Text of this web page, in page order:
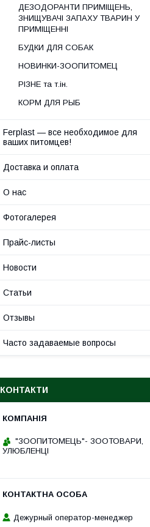
ДЕЗОДОРАНТИ ПРИМІЩЕНЬ,
ЗНИЩУВАЧІ ЗАПАХУ ТВАРИН У
ПРИМІЩЕННІ
БУДКИ ДЛЯ СОБАК
НОВИНКИ-ЗООПИТОМЕЦ
РІЗНЕ та т.ін.
КОРМ ДЛЯ РЫБ
Ferplast — все необходимое для
ваших питомцев!
Доставка и оплата
О нас
Фотогалерея
Прайс-листы
Новости
Статьи
Отзывы
Часто задаваемые вопросы
КОНТАКТИ
"ЗООПИТОМЕЦЬ"- ЗООТОВАРИ,
УЛЮБЛЕНЦІ
Дежурный оператор-менеджер